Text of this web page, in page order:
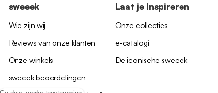
sweeek
Wie zijn wij
Reviews van onze klanten
Onze winkels
sweeek beoordelingen
Laat je inspireren
Onze collecties
e-catalogi
De iconische sweeek